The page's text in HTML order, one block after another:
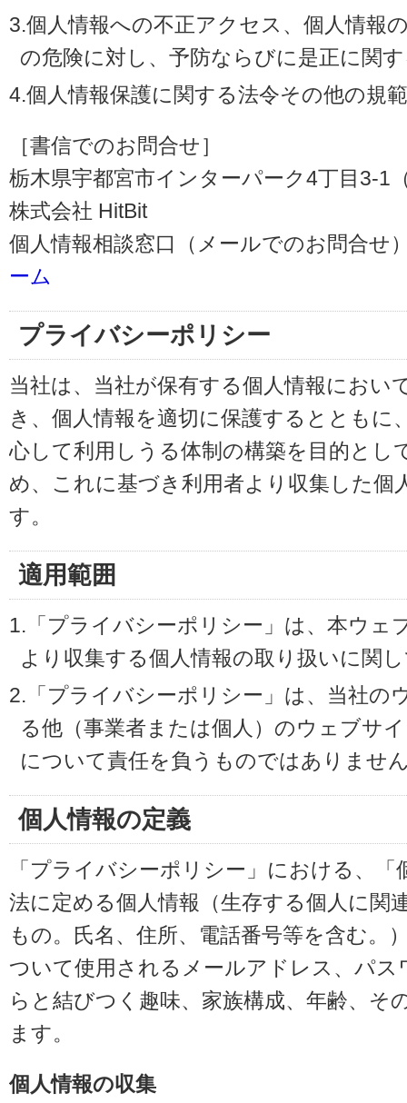
3.個人情報への不正アクセス、個人情報
の危険に対し、予防ならびに是正に関
4.個人情報保護に関する法令その他の規
［書信でのお問合せ］
栃木県宇都宮市インターパーク4丁目3-1
株式会社 HitBit
個人情報相談窓口（メールでのお問合せ
ーム
プライバシーポリシー
当社は、当社が保有する個人情報におい
き、個人情報を適切に保護するとともに
心して利用しうる体制の構築を目的とし
め、これに基づき利用者より収集した個
す。
適用範囲
1.「プライバシーポリシー」は、本ウェ
より収集する個人情報の取り扱いに関
2.「プライバシーポリシー」は、当社の
る他（事業者または個人）のウェブサ
について責任を負うものではありませ
個人情報の定義
「プライバシーポリシー」における、
法に定める個人情報（生存する個人に関
もの。氏名、住所、電話番号等を含む。
ついて使用されるメールアドレス、パ
らと結びつく趣味、家族構成、年齢、そ
ます。
個人情報の収集